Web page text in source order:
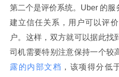
第二个是评价系统。Uber 的
建立信任关系，用户可以评
户。这样，双方就可以据此找
司机需要特别注意保持一个较
露的内部文档 ，该项得分低